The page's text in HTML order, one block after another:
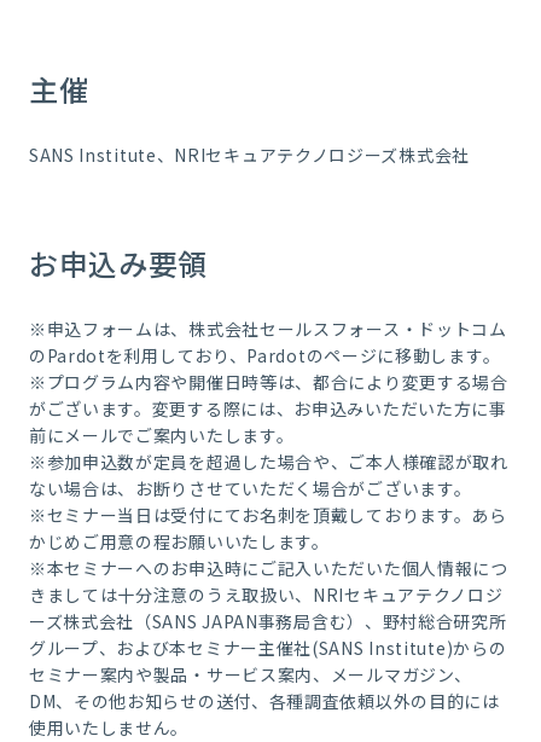
主催
SANS Institute、NRIセキュアテクノロジーズ株式会社
お申込み要領
※申込フォームは、株式会社セールスフォース・ドットコム
のPardotを利用しており、Pardotのページに移動します。
※プログラム内容や開催日時等は、都合により変更する場合
がございます。変更する際には、お申込みいただいた方に事
前にメールでご案内いたします。
※参加申込数が定員を超過した場合や、ご本人様確認が取れ
ない場合は、お断りさせていただく場合がございます。
※セミナー当日は受付にてお名刺を頂戴しております。あら
かじめご用意の程お願いいたします。
※本セミナーへのお申込時にご記入いただいた個人情報につ
きましては十分注意のうえ取扱い、NRIセキュアテクノロジ
ーズ株式会社（SANS JAPAN事務局含む）、野村総合研究所
グループ、および本セミナー主催社(SANS Institute)からの
セミナー案内や製品・サービス案内、メールマガジン、
DM、その他お知らせの送付、各種調査依頼以外の目的には
使用いたしません。